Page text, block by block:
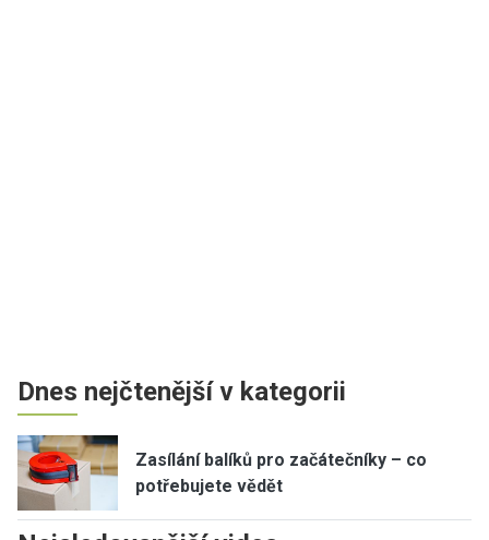
Dnes nejčtenější v kategorii
Zasílání balíků pro začátečníky – co
potřebujete vědět